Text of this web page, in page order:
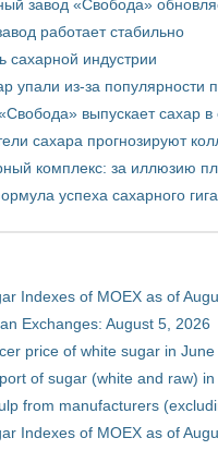
завод «Свобода»
работает стабильно
сахарной индустрии
упали из-за популярности
выпускает сахар в
сахара прогнозируют
комплекс: за иллюзию
успеха сахарного
Indexes of MOEX as of
Exchanges: August 5, 2026
price of white sugar in
of sugar (white and raw)
from manufacturers
Indexes of MOEX as of